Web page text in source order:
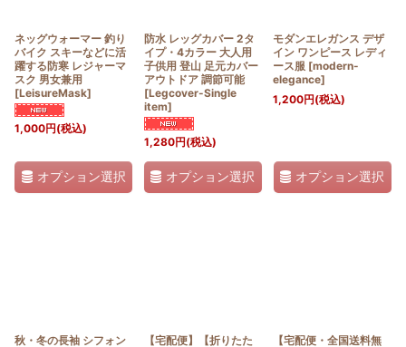
ネッグウォーマー 釣り
バイク スキーなどに活
躍する防寒 レジャーマ
スク 男女兼用
[LeisureMask]
1,000円(税込)
オプション選択
防水 レッグカバー 2タ
イプ・4カラー 大人用
子供用 登山 足元カバー
アウトドア 調節可能
[Legcover-Single
item]
1,280円(税込)
オプション選択
モダンエレガンス デザ
イン ワンピース レディ
ース服 [modern-
elegance]
1,200円(税込)
オプション選択
秋・冬の長袖 シフォン
【宅配便】【折りたた
【宅配便・全国送料無